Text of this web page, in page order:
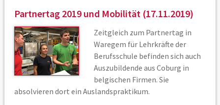
Partnertag 2019 und Mobilität (17.11.2019)
Zeitgleich zum Partnertag in
Waregem für Lehrkräfte der
Berufsschule befinden sich auch
Auszubildende aus Coburg in
belgischen Firmen. Sie
absolvieren dort ein Auslandspraktikum.